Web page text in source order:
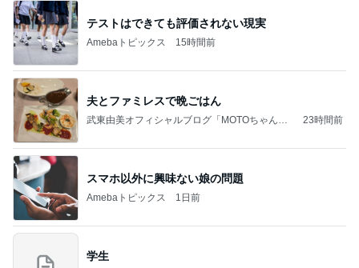
テストはできても評価されない現実
Amebaトピックス 15時間前
夫とファミレスで晩ごはん
武東由美オフィシャルブログ「MOTOちゃんと
23時間前
スマホ以外に興味ない娘の問題
Amebaトピックス 1日前
学生